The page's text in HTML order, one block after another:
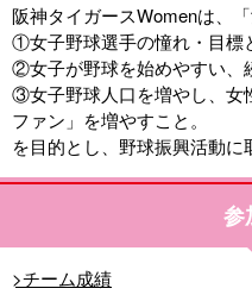
阪神タイガースWomenは、
①女子野球選手の憧れ・目標
②女子が野球を始めやすい、
③女子野球人口を増やし、女
ファン」を増やすこと。
を目的とし、野球振興活動に
参
>チーム成績